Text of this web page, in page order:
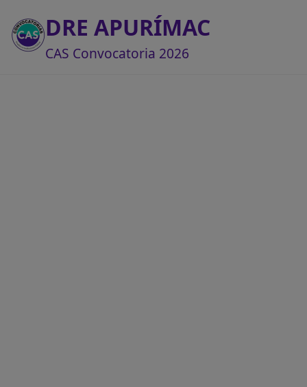
DRE APURÍMAC
CAS Convocatoria 2026